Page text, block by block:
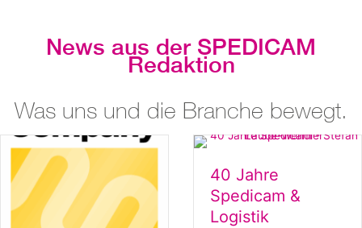
News aus der SPEDICAM
Redaktion
Was uns und die Branche bewegt.
40 Jahre
Spedicam &
Logistik